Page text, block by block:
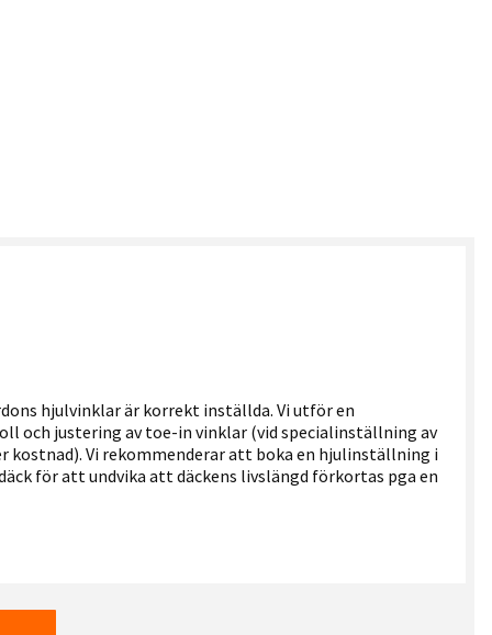
hjulvinklar är korrekt inställda. Vi utför en
och justering av toe-in vinklar (vid specialinställning av
Vi rekommenderar att boka en hjulinställning i
för att undvika att däckens livslängd förkortas pga en